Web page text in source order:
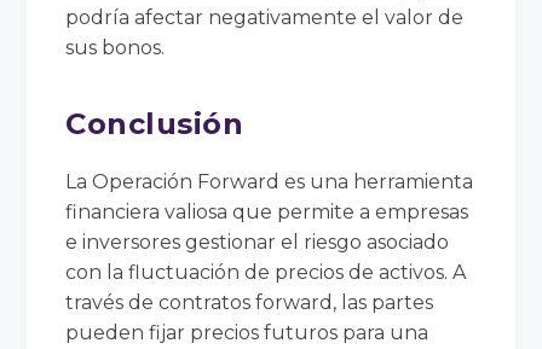
podría afectar negativamente el valor de
sus bonos.
Conclusión
La Operación Forward es una herramienta
financiera valiosa que permite a empresas
e inversores gestionar el riesgo asociado
con la fluctuación de precios de activos. A
través de contratos forward, las partes
pueden fijar precios futuros para una